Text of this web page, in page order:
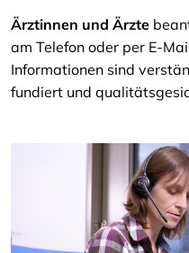
Ärztinnen und Ärzte
am Telefon oder per E-
Informationen sind
fundiert und